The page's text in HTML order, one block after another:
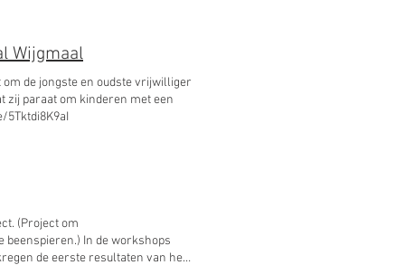
en overleg) Teamwerk met
crisismanagement,
Wijgmaal
de jongste en oudste vrijwilliger
zij paraat om kinderen met een
5Tktdi8K9aI
(Project om
In de workshops
de eerste resultaten van het